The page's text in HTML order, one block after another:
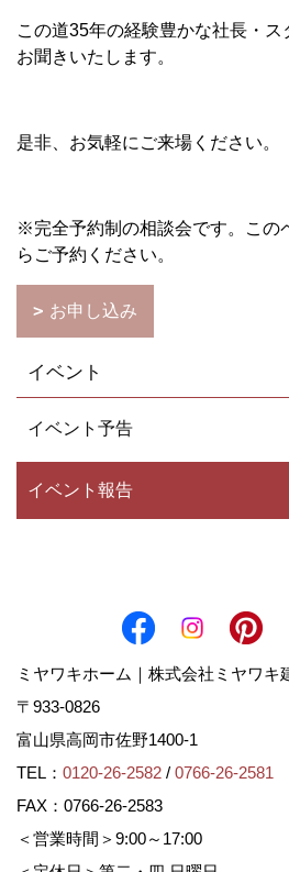
この道35年の経験豊かな社長・
お聞きいたします。
是非、お気軽にご来場ください。
※完全予約制の相談会です。この
らご予約ください。
お申し込み
イベント
イベント予告
イベント報告
ミヤワキホーム｜株式会社ミヤワキ
〒933-0826
富山県高岡市佐野1400-1
TEL： 0120-26-2582 / 0766-26-2581
FAX：0766-26-2583
＜営業時間＞9:00～17:00